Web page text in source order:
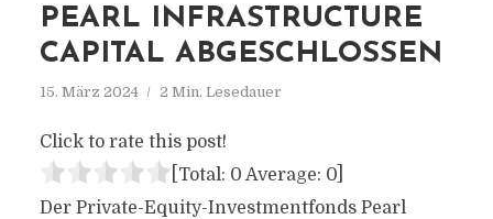
PEARL INFRASTRUCTURE
CAPITAL ABGESCHLOSSEN
15. März 2024 2 Min. Lesedauer
Click to rate this post!
[Total: 0 Average: 0]
Der Private-Equity-Investmentfonds Pearl